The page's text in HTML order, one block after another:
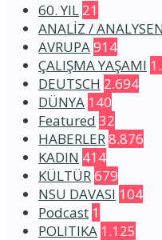
60. YIL 21
ANALİZ / ANALYSEN
AVRUPA914
ÇALIŞMA YAŞAMI
DEUTSCH 2.694
DÜNYA 140
Featured 32
HABERLER8.876
KADIN 414
KÜLTÜR679
NSU DAVASI 104
Podcast 1
POLITIKA 1.125